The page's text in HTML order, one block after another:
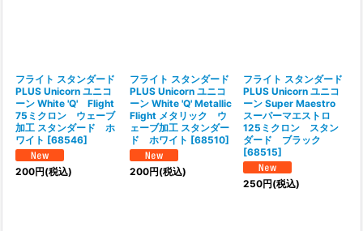
フライト スタンダード
PLUS Unicorn ユニコ
ーン White 'Q' Flight
75ミクロン ウェーブ
加工 スタンダード ホ
ワイト [68546]
200円(税込)
フライト スタンダード
PLUS Unicorn ユニコ
ーン White 'Q' Metallic
Flight メタリック ウ
ェーブ加工 スタンダー
ド ホワイト [68510]
200円(税込)
フライト スタンダード
PLUS Unicorn ユニコ
ーン Super Maestro
スーパーマエストロ
125ミクロン スタン
ダード ブラック
[68515]
250円(税込)